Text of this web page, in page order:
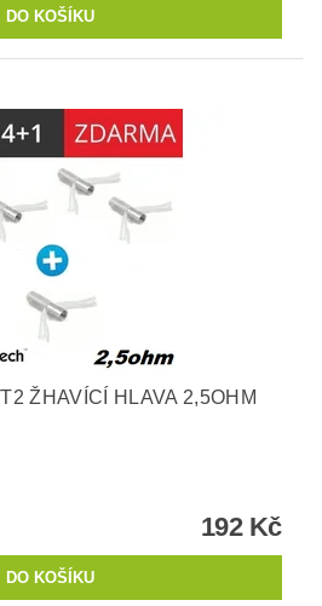
ŽHAVÍCÍ HLAVA 2,5OHM
192 Kč